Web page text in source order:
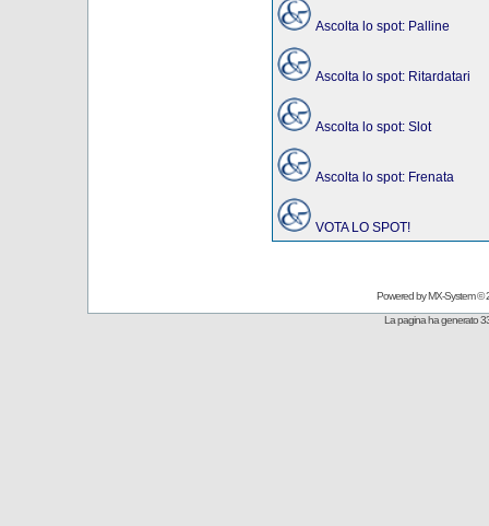
Ascolta lo spot: Palline
Ascolta lo spot: Ritardatari
Ascolta lo spot: Slot
Ascolta lo spot: Frenata
VOTA LO SPOT!
Powered byMX-System©
La pagina ha generato